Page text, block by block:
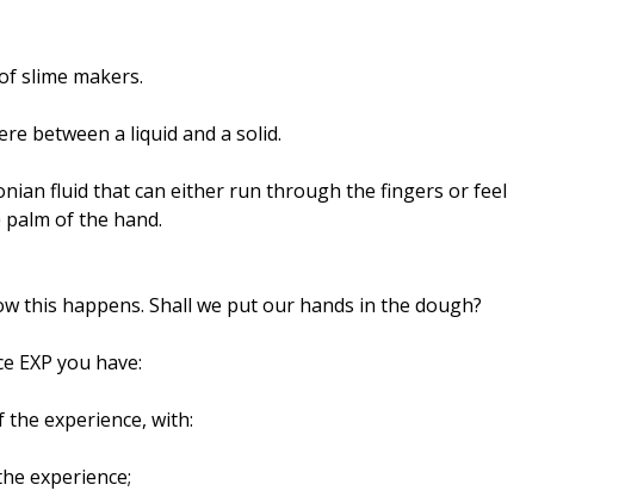
slime makers.
between a liquid and a solid.
fluid that can either run through the fingers or feel
of the hand.
this happens. Shall we put our hands in the dough?
EXP you have:
the experience, with:
experience;